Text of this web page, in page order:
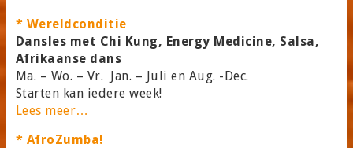
* Wereldconditie
Dansles met Chi Kung, Energy Medicine, Salsa,
Afrikaanse dans
Ma. – Wo. – Vr. Jan. – Juli en Aug. -Dec.
Starten kan iedere week!
Lees meer…
* AfroZumba!